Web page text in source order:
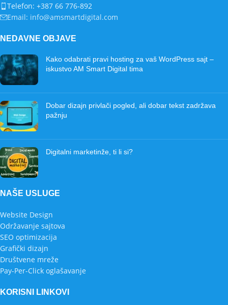
Telefon: +387 66 776-892
Email: info@amsmartdigital.com
NEDAVNE OBJAVE
Kako odabrati pravi hosting za vaš WordPress sajt –
iskustvo AM Smart Digital tima
Dobar dizajn privlači pogled, ali dobar tekst zadržava
pažnju
Digitalni marketinže, ti li si?
NAŠE USLUGE
Website Design
Održavanje sajtova
SEO optimizacija
Grafički dizajn
Društvene mreže
Pay-Per-Click oglašavanje
KORISNI LINKOVI